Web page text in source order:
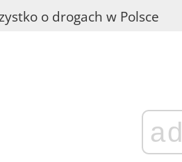
o drogach w Polsce
ad